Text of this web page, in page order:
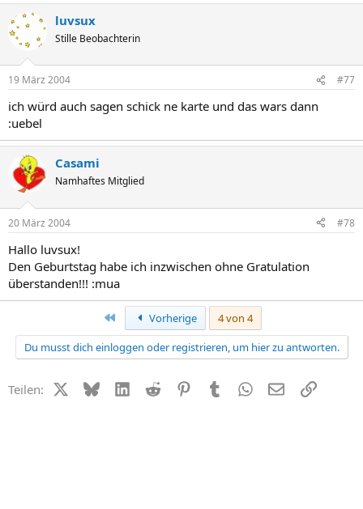
luvsux
Stille Beobachterin
19 März 2004 #77
ich würd auch sagen schick ne karte und das wars dann
:uebel
Casami
Namhaftes Mitglied
20 März 2004 #78
Hallo luvsux!
Den Geburtstag habe ich inzwischen ohne Gratulation
überstanden!!! :mua
Erste Vorherige
4 von 4
Du musst dich einloggen oder registrieren, um hier zu antworten.
Teilen: X (Twitter)
BlueskyLinkedIn
Reddit PinterestTumblr WhatsApp
E-MailLink